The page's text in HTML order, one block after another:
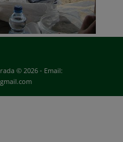
© 2026 - Email: